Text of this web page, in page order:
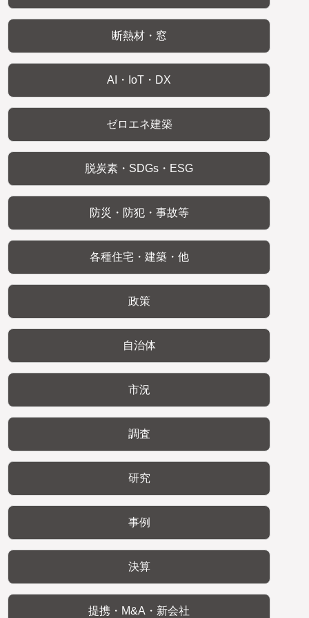
断熱材・窓
AI・IoT・DX
ゼロエネ建築
脱炭素・SDGs・ESG
防災・防犯・事故等
各種住宅・建築・他
政策
自治体
市況
調査
研究
事例
決算
提携・M&A・新会社